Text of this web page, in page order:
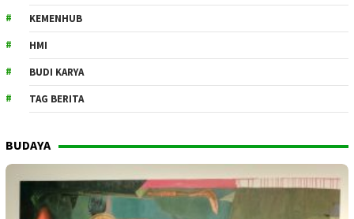
KEMENHUB
HMI
BUDI KARYA
TAG BERITA
BUDAYA